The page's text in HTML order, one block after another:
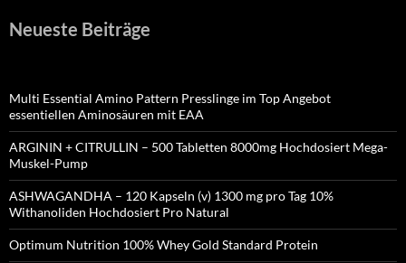
Neueste Beiträge
Multi Essential Amino Pattern Presslinge im Top Angebot
essentiellen Aminosäuren mit EAA
ARGININ + CITRULLIN – 500 Tabletten 8000mg Hochdosiert Mega-
Muskel-Pump
ASHWAGANDHA – 120 Kapseln (v) 1300 mg pro Tag 10%
Withanoliden Hochdosiert Pro Natural
Optimum Nutrition 100% Whey Gold Standard Protein